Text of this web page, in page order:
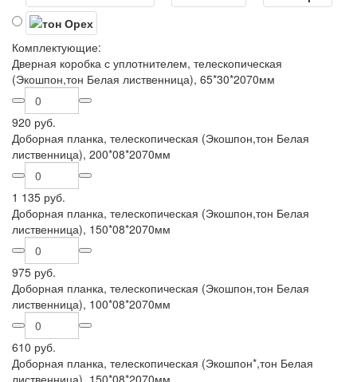
Комплектующие:
Дверная коробка с уплотнителем, телескопическая
(Экошпон,тон Белая лиственница), 65*30*2070мм
920 руб.
Доборная планка, телескопическая (Экошпон,тон Белая
лиственница), 200*08*2070мм
1 135 руб.
Доборная планка, телескопическая (Экошпон,тон Белая
лиственница), 150*08*2070мм
975 руб.
Доборная планка, телескопическая (Экошпон,тон Белая
лиственница), 100*08*2070мм
610 руб.
Доборная планка, телескопическая (Экошпон*,тон Белая
лиственница), 150*08*2070мм